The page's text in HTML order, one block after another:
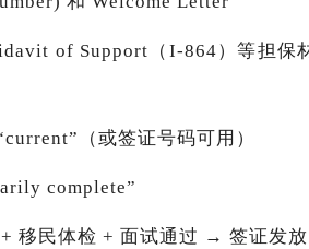
of Support（I-864）等担保
（或签证号码可用）
complete”
移民体检 + 面试通过 → 签证发放